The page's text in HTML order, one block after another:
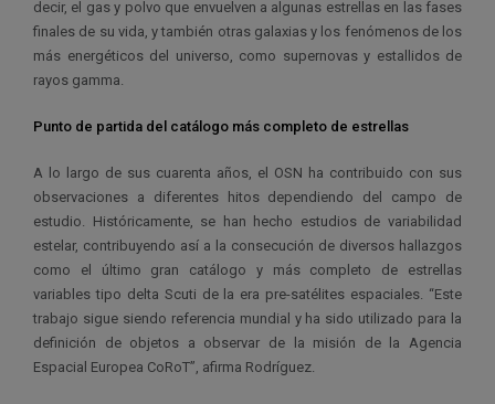
decir, el gas y polvo que envuelven a algunas estrellas en las fases
finales de su vida, y también otras galaxias y los fenómenos de los
más energéticos del universo, como supernovas y estallidos de
rayos gamma.
Punto de partida del catálogo más completo de estrellas
A lo largo de sus cuarenta años, el OSN ha contribuido con sus
observaciones a diferentes hitos dependiendo del campo de
estudio. Históricamente, se han hecho estudios de variabilidad
estelar, contribuyendo así a la consecución de diversos hallazgos
como el último gran catálogo y más completo de estrellas
variables tipo delta Scuti de la era pre-satélites espaciales. “Este
trabajo sigue siendo referencia mundial y ha sido utilizado para la
definición de objetos a observar de la misión de la Agencia
Espacial Europea CoRoT”, afirma Rodríguez.